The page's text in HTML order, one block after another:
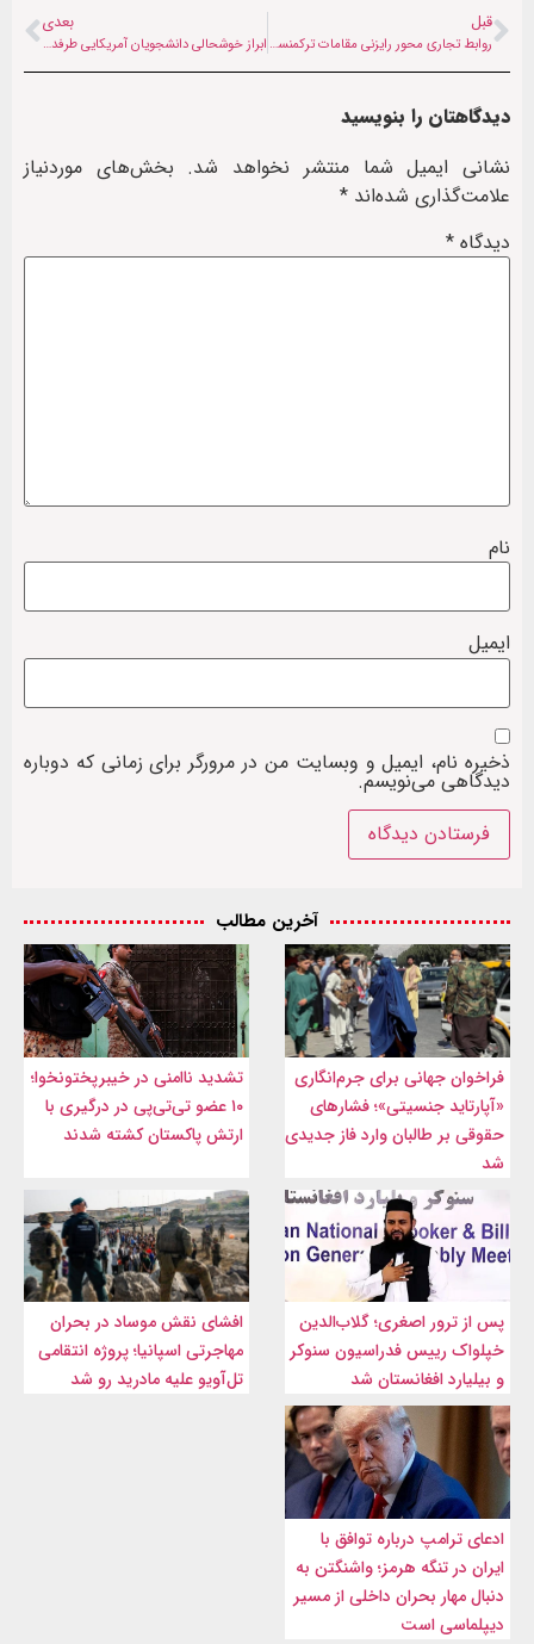
قبل
روابط تجاری محور رایزنی مقامات ترکمنستان و حکومت سرپرست افغانستان
بعدی
ابراز خوشحالی دانشجویان آمریکایی طرفدار بایکوت رژیم صهیونیستی
دیدگاهتان را بنویسید
نشانی ایمیل شما منتشر نخواهد شد. بخش‌های موردنیاز
علامت‌گذاری شده‌اند *
دیدگاه *
نام
ایمیل
ذخیره نام، ایمیل و وبسایت من در مرورگر برای زمانی که دوباره
دیدگاهی می‌نویسم.
آخرین مطالب
فراخوان جهانی برای جرم‌انگاری
«آپارتاید جنسیتی»؛ فشارهای
حقوقی بر طالبان وارد فاز جدیدی
شد
تشدید ناامنی در خیبرپختونخوا؛
۱۰ عضو تی‌تی‌پی در درگیری با
ارتش پاکستان کشته شدند
پس از ترور اصغری؛ گلاب‌الدین
خپلواک رییس فدراسیون سنوکر
و بیلیارد افغانستان شد
افشای نقش موساد در بحران
مهاجرتی اسپانیا؛ پروژه انتقامی
تل‌آویو علیه مادرید رو شد
ادعای ترامپ درباره توافق با
ایران در تنگه هرمز؛ واشنگتن به
دنبال مهار بحران داخلی از مسیر
دیپلماسی است